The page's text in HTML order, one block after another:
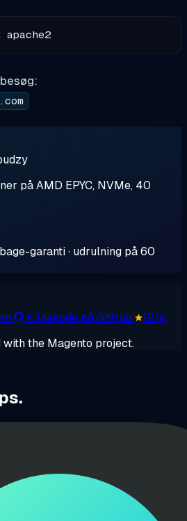
på AMD EPYC, NVMe, 40
garanti · udrulning på 60
Kildekode på GitHub
12.1k
the Magento project.